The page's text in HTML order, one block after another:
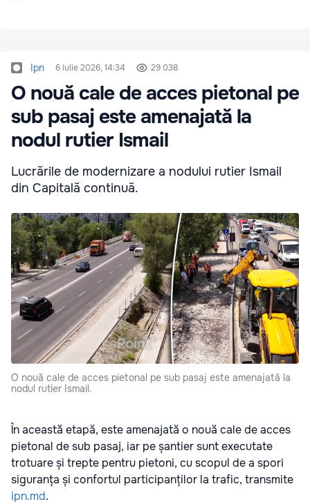
Ipn 6 iulie 2026, 14:34 29 038
O nouă cale de acces pietonal pe
sub pasaj este amenajată la
nodul rutier Ismail
Lucrările de modernizare a nodului rutier Ismail
din Capitală continuă.
O nouă cale de acces pietonal pe sub pasaj este amenajată la
nodul rutier Ismail.
În această etapă, este amenajată o nouă cale de acces
pietonal de sub pasaj, iar pe șantier sunt executate
trotuare și trepte pentru pietoni, cu scopul de a spori
siguranța și confortul participanților la trafic, transmite
ipn.md.